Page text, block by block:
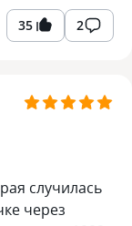
35 2
случилась
через